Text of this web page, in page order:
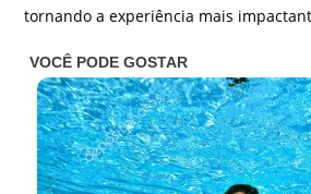
tornando a experiência mais